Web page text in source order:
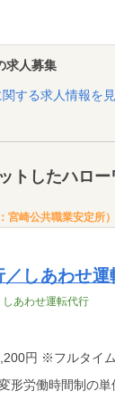
人募集
する求人情報を
トしたハロ
宮崎公共職業安定所）
／しあわせ運
あわせ運転代行
人の場合は月額（換算額）、パート求人